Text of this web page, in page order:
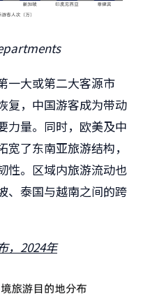
一大或第二大客源市
复，中国游客成为带动
力量。同时，欧美及中
了东南亚旅游结构，
性。区域内旅游流动也
、泰国与越南之间的跨
，2024年